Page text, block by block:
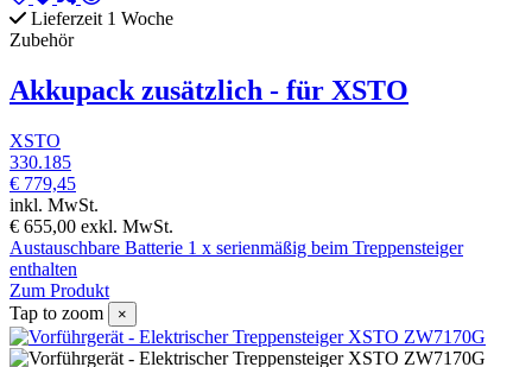
Lieferzeit 1 Woche
Zubehör
Akkupack zusätzlich - für XSTO
XSTO
330.185
€ 779,45
inkl. MwSt.
€ 655,00 exkl. MwSt.
Austauschbare Batterie 1 x serienmäßig beim Treppensteiger
enthalten
Zum Produkt
Tap to zoom
×